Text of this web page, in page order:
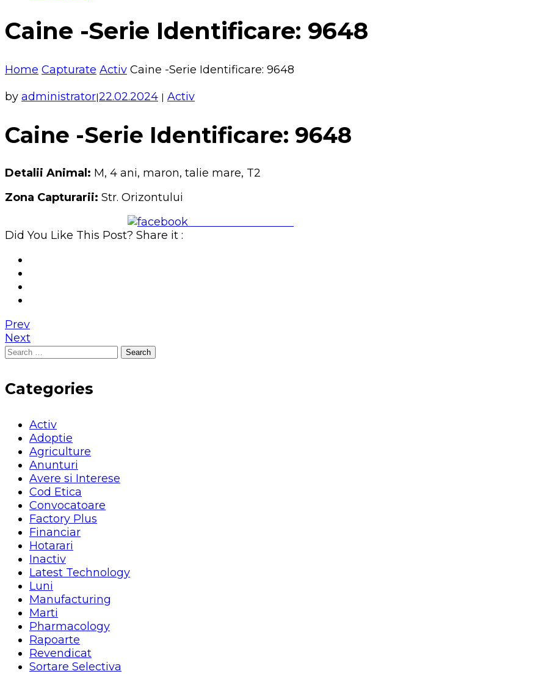
Caine -Serie Identificare: 9648
Home Capturate Activ Caine -Serie Identificare: 9648
by administrator|22.02.2024 | Activ
Caine -Serie Identificare: 9648
Detalii Animal: M, 4 ani, maron, talie mare, T2
Zona Capturarii: Str. Orizontului
Did You Like This Post? Share it :
Prev
Next
Search
Categories
Activ
Adoptie
Agriculture
Anunturi
Avere si Interese
Cod Etica
Convocatoare
Factory Plus
Financiar
Hotarari
Inactiv
Latest Technology
Luni
Manufacturing
Marti
Pharmacology
Rapoarte
Revendicat
Sortare Selectiva